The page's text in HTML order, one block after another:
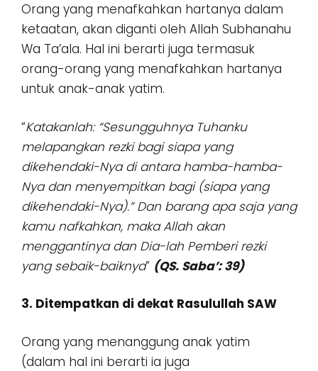
Orang yang menafkahkan hartanya dalam
ketaatan, akan diganti oleh Allah Subhanahu
Wa Ta’ala. Hal ini berarti juga termasuk
orang-orang yang menafkahkan hartanya
untuk anak-anak yatim.
“Katakanlah: “Sesungguhnya Tuhanku
melapangkan rezki bagi siapa yang
dikehendaki-Nya di antara hamba-hamba-
Nya dan menyempitkan bagi (siapa yang
dikehendaki-Nya).” Dan barang apa saja yang
kamu nafkahkan, maka Allah akan
menggantinya dan Dia-lah Pemberi rezki
yang sebaik-baiknya” (QS. Saba’: 39)
3. Ditempatkan di dekat Rasulullah SAW
Orang yang menanggung anak yatim
(dalam hal ini berarti ia juga